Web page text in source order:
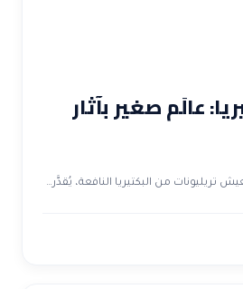
عالَم صغير بآثار
تريليونات من البكتيريا النافعة، يُقدَّر…